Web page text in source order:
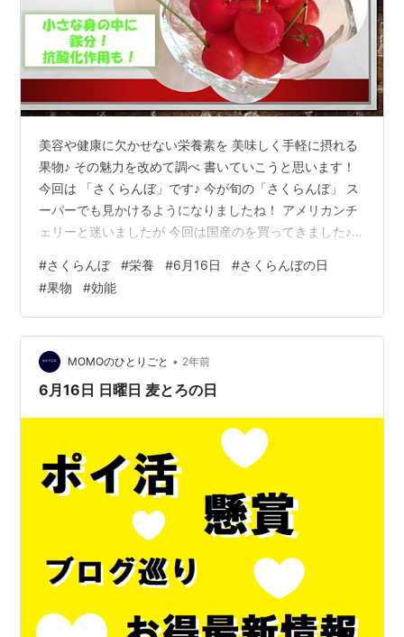
美容や健康に欠かせない栄養素を 美味しく手軽に摂れる
果物♪ その魅力を改めて調べ 書いていこうと思います！
今回は 「さくらんぼ」です♪ 今が旬の「さくらんぼ」 ス
ーパーでも見かけるようになりましたね！ アメリカンチ
ェリーと迷いましたが 今回は国産のを買ってきました♪
ーダのアイスの上に ちょこんと乗っているだけで なぜあ
んなにも ワクワク感を与えてくれるのか！(笑) 皆さんは
先に食べる派ですか？ 最後に食べる派ですか？ 私は最初
に食べちゃいます。(*´ω｀*) < 本題ですが 「さくらん
ぼ」には どんな栄養素が含まれているのか 調べてみま…
#さくらんぼ #栄養 #6月16日 #さくらんぼの日
#果物 #効能
MOMOのひとりごと • 2年前
6月16日 日曜日 麦とろの日